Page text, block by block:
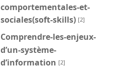
comportementales-et-
sociales(soft-skills) [2]
Comprendre-les-enjeux-
d’un-système-
d’information [2]